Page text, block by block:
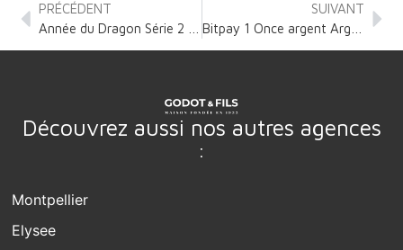
PRÉCÉDENT
SUIVANT
Découvrez aussi nos autres agences
:
Montpellier
Elysee